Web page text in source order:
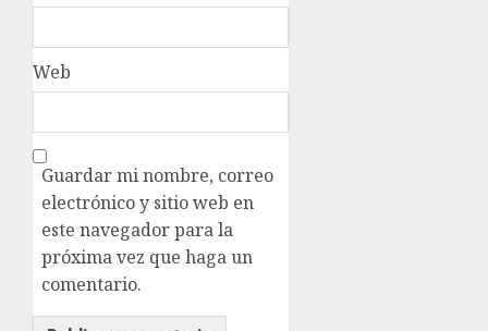
Web
Guardar mi nombre, correo
electrónico y sitio web en
este navegador para la
próxima vez que haga un
comentario.